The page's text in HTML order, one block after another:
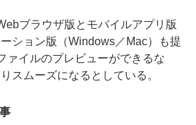
ブラウザ版とモバイルアプリ版
ション版（Windows／Mac）も提
ァイルのプレビューができるな
スムーズになるとしている。